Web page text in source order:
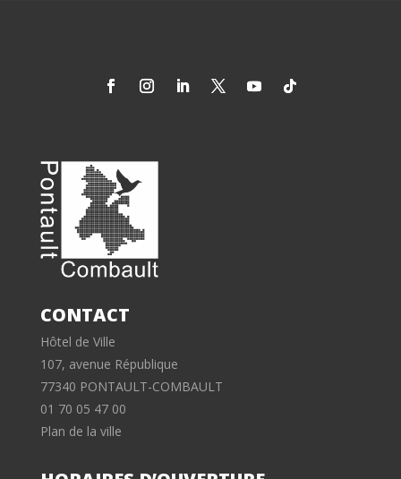
CONTACT
Hôtel de Ville
107, avenue République
77340 PONTAULT-COMBAULT
01 70 05 47 00
Plan de la ville